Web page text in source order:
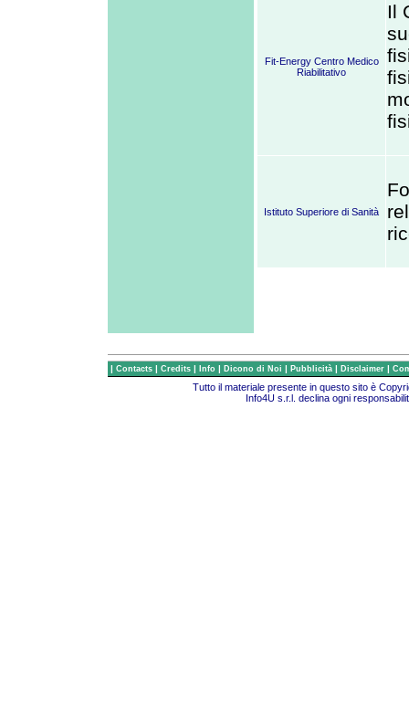
Fit-Energy Centro Medico
Riabilitativo
Il
Istituto Superiore di Sanità
| Contacts | Credits | Info | Dicono di Noi | Pubblicità | Disclaimer |
Tutto il materiale presente in questo sito è
Info4U s.r.l. declina ogni